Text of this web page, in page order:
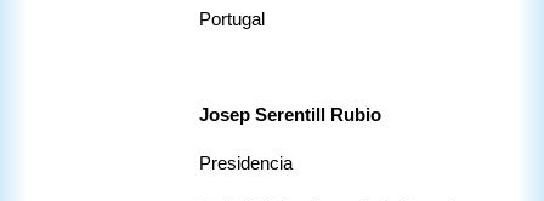
Portugal
Josep Serentill Rubio
Presidencia